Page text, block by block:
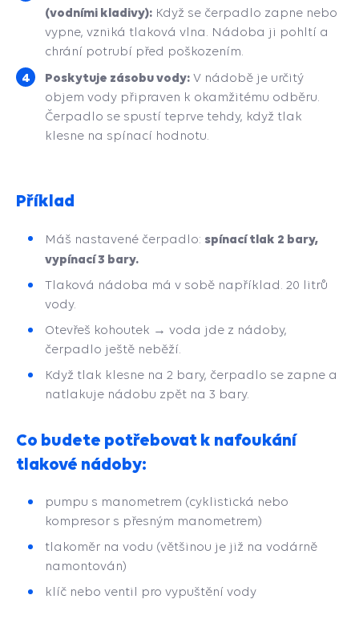
(vodními kladivy): Když se čerpadlo zapne nebo
vypne, vzniká tlaková vlna. Nádoba ji pohltí a
chrání potrubí před poškozením.
Poskytuje zásobu vody: V nádobě je určitý
objem vody připraven k okamžitému odběru.
Čerpadlo se spustí teprve tehdy, když tlak
klesne na spínací hodnotu.
Příklad
Máš nastavené čerpadlo: spínací tlak 2 bary,
vypínací 3 bary.
Tlaková nádoba má v sobě například. 20 litrů
vody.
Otevřeš kohoutek → voda jde z nádoby,
čerpadlo ještě neběží.
Když tlak klesne na 2 bary, čerpadlo se zapne a
natlakuje nádobu zpět na 3 bary.
Co budete potřebovat k nafoukání
tlakové nádoby:
pumpu s manometrem (cyklistická nebo
kompresor s přesným manometrem)
tlakoměr na vodu (většinou je již na vodárně
namontován)
klíč nebo ventil pro vypuštění vody